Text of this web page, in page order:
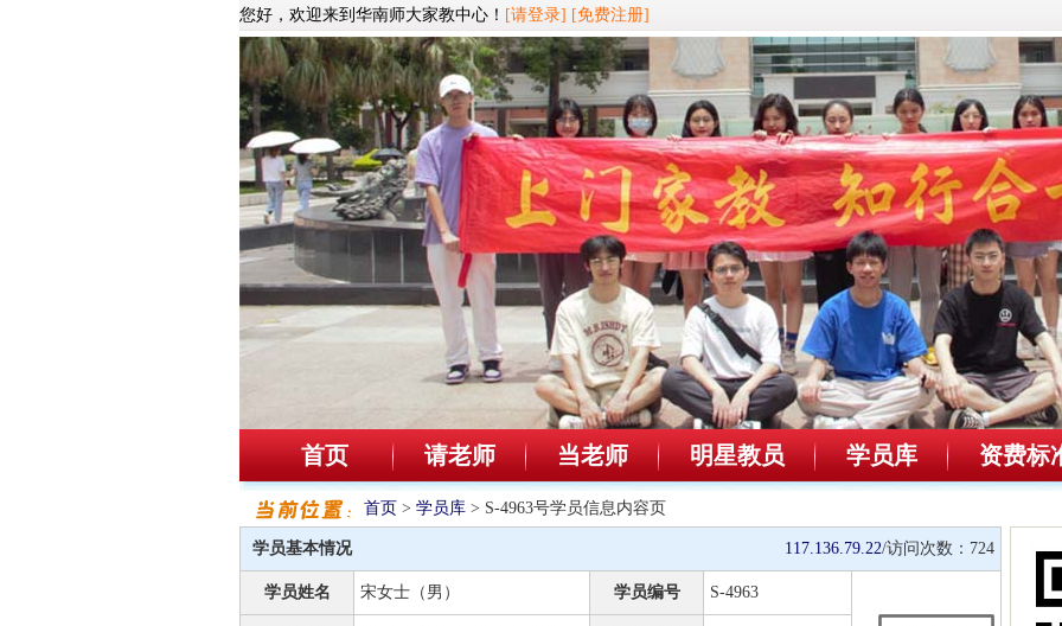
您好，欢迎来到华南师大家教中心！ [请登录] [免费注册]
首页 请老师 当老师 明星教员 学员库 资费标
首页 > 学员库 > S-4963号学员信息内容页
学员基本情况 117.136.79.22/访问次数： 724
学员姓名 宋女士（男） 学员编号 S-4963